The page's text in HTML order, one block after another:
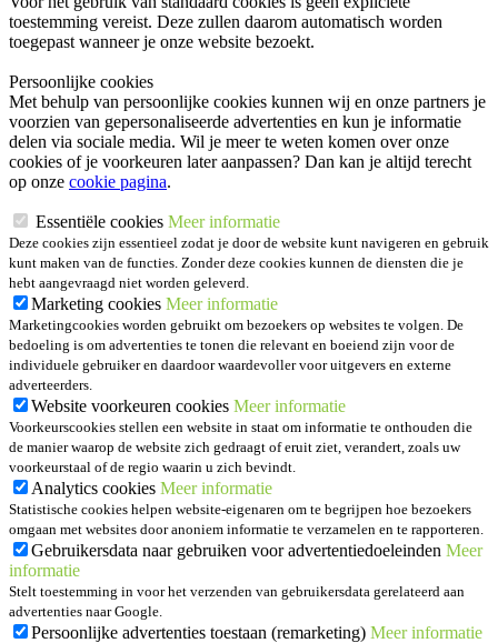
toestemming vereist. Deze zullen daarom automatisch worden
toegepast wanneer je onze website bezoekt.
Persoonlijke cookies
Met behulp van persoonlijke cookies kunnen wij en onze partners je
voorzien van gepersonaliseerde advertenties en kun je informatie
delen via sociale media. Wil je meer te weten komen over onze
cookies of je voorkeuren later aanpassen? Dan kan je altijd terecht
op onze cookie pagina.
Essentiële cookies Meer informatie
Deze cookies zijn essentieel zodat je door de website kunt navigeren en gebruik
kunt maken van de functies. Zonder deze cookies kunnen de diensten die je
hebt aangevraagd niet worden geleverd.
Marketing cookies Meer informatie
Marketingcookies worden gebruikt om bezoekers op websites te volgen. De
bedoeling is om advertenties te tonen die relevant en boeiend zijn voor de
individuele gebruiker en daardoor waardevoller voor uitgevers en externe
adverteerders.
Website voorkeuren cookies Meer informatie
Voorkeurscookies stellen een website in staat om informatie te onthouden die
de manier waarop de website zich gedraagt of eruit ziet, verandert, zoals uw
voorkeurstaal of de regio waarin u zich bevindt.
Analytics cookies Meer informatie
Statistische cookies helpen website-eigenaren om te begrijpen hoe bezoekers
omgaan met websites door anoniem informatie te verzamelen en te rapporteren.
Gebruikersdata naar gebruiken voor advertentiedoeleinden Meer
informatie
Stelt toestemming in voor het verzenden van gebruikersdata gerelateerd aan
advertenties naar Google.
Persoonlijke advertenties toestaan (remarketing) Meer informatie